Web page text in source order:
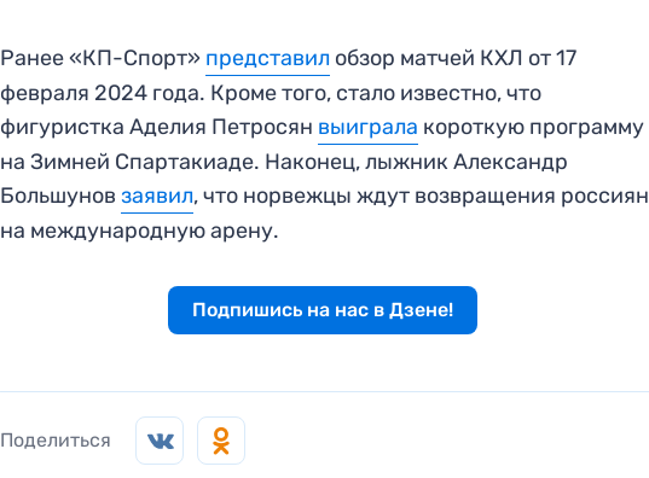
Ранее «КП-Спорт» представил обзор матчей КХЛ от 17
февраля 2024 года. Кроме того, стало известно, что
фигуристка Аделия Петросян выиграла короткую программу
на Зимней Спартакиаде. Наконец, лыжник Александр
Большуновзаявил, что норвежцы ждут возвращения россиян
на международную арену.
Подпишись на нас в Дзене!
Поделиться